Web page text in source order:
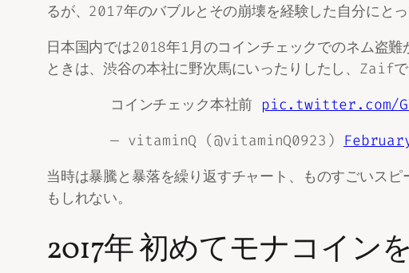
るが、2017年のバブルとその崩壊を経験した自分にと
日本国内では2018年1月のコインチェックでのネム盗
ときは、渋谷の本社に野次馬にいったりしたし、Zaif
コインチェック本社前 pic.twitter.com/
— vitaminQ (@vitaminQ0923)
当時は暴騰と暴落を繰り返すチャート、ものすごいス
もしれない。
2017年 初めてモナコイン